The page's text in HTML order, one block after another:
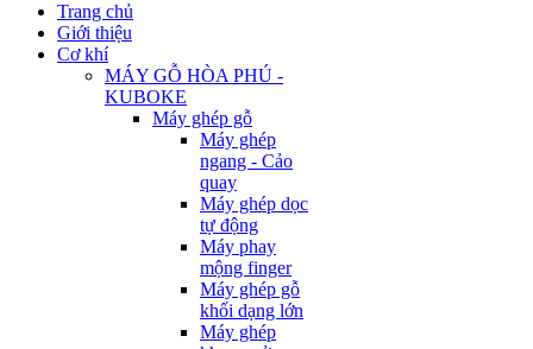
Trang chủ
Giới thiệu
Cơ khí
MÁY GỖ HÒA PHÚ -
KUBOKE
Máy ghép gỗ
Máy ghép
ngang - Cảo
quay
Máy ghép dọc
tự động
Máy phay
mộng finger
Máy ghép gỗ
khối dạng lớn
Máy ghép